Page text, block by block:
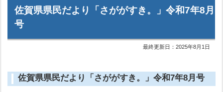
佐賀県県民だより「さががすき。」令和7年8月
号
最終更新日：2025年8月1日
佐賀県県民だより「さががすき。」令和7年8月号